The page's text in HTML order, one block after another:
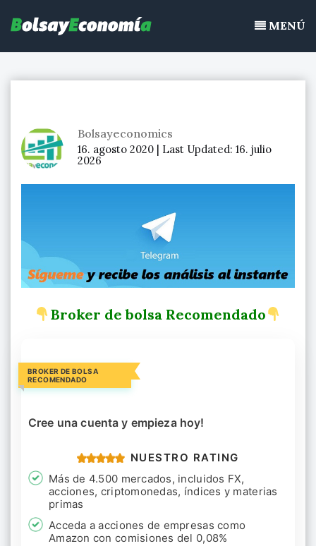
continuo, acciones de bolsa
contenidoMENÚ
Bolsayeconomics
16. agosto 2020 | Last Updated: 16. julio
2026
Broker de bolsa Recomendado
BROKER DE BOLSA
RECOMENDADO
Cree una cuenta y empieza hoy!
NUESTRO RATING
Más de 4.500 mercados, incluidos FX,
acciones, criptomonedas, índices y materias
primas
Acceda a acciones de empresas como
Amazon con comisiones del 0,08%